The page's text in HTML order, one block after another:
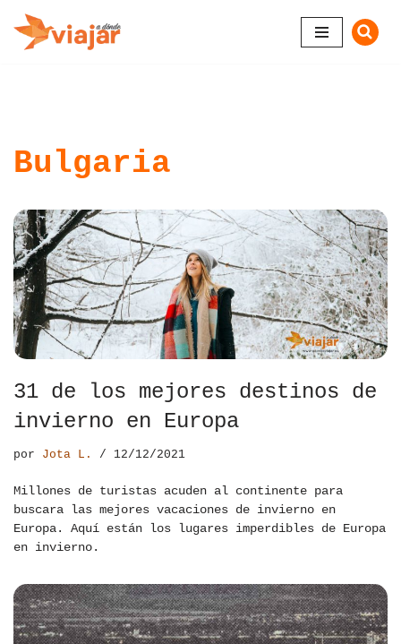
Saltar
Bulgaria
31 de los mejores destinos de
invierno en Europa
por Jota L. 12/12/2021
Millones de turistas acuden al continente para
buscara las mejores vacaciones de invierno en
Europa. Aquí están los lugares imperdibles de Europa
en invierno.